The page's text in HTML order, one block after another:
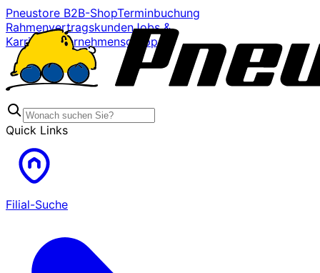
Pneustore B2B-ShopTerminbuchung
RahmenvertragskundenJobs &
Karriere
Unternehmensgruppe
Quick Links
Filial-Suche